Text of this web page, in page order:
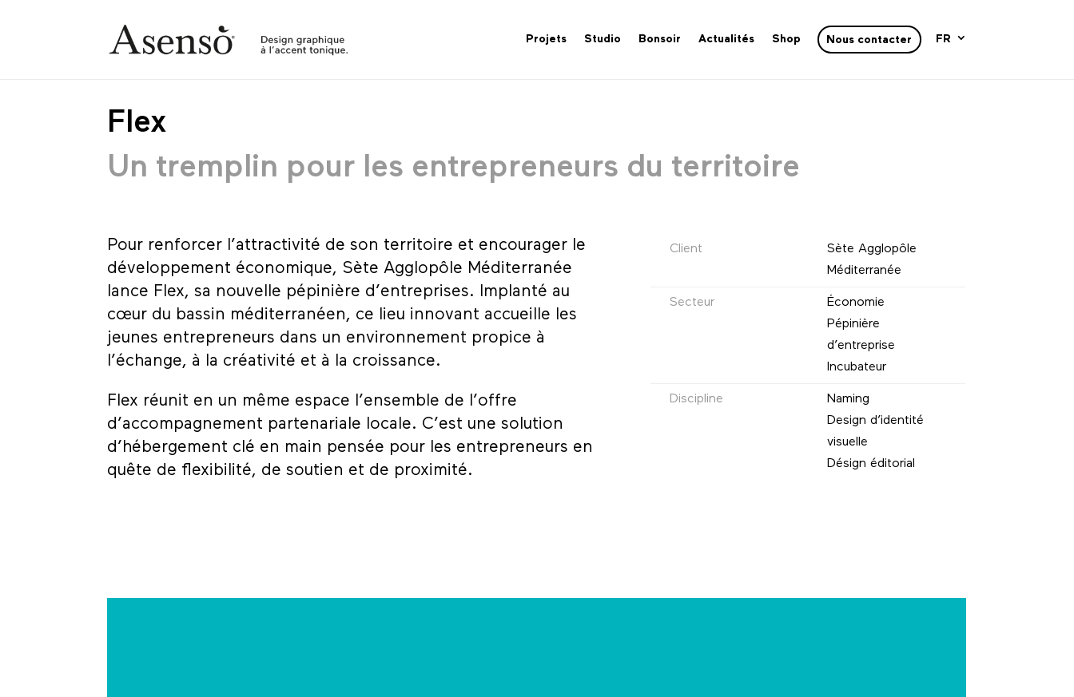
Projets Studio Bonsoir Actualités Shop Nous contacter FR
Flex
Un tremplin pour les entrepreneurs du territoire
Pour renforcer l’attractivité de son territoire et encourager le
développement économique, Sète Agglopôle Méditerranée
lance Flex, sa nouvelle pépinière d’entreprises. Implanté au
cœur du bassin méditerranéen, ce lieu innovant accueille les
jeunes entrepreneurs dans un environnement propice à
l’échange, à la créativité et à la croissance.
Flex réunit en un même espace l’ensemble de l’offre
d’accompagnement partenariale locale. C’est une solution
d’hébergement clé en main pensée pour les entrepreneurs en
quête de flexibilité, de soutien et de proximité.
Client
Sète Agglopôle
Méditerranée
Secteur
Économie
Pépinière
d’entreprise
Incubateur
Discipline
Naming
Design d’identité
visuelle
Désign éditorial